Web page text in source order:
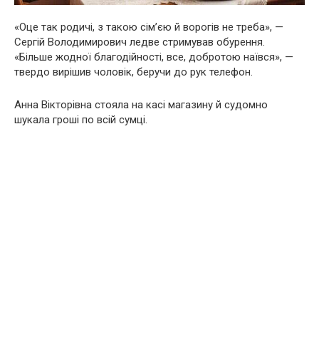
«Оце так родичі, з такою сім’єю й ворогів не треба», —
Сергій Володимирович ледве стримував обурення.
«Більше жодної благодійності, все, добротою наївся», —
твердо вирішив чоловік, беручи до рук телефон.
Анна Вікторівна стояла на касі магазину й судомно
шукала гроші по всій сумці.